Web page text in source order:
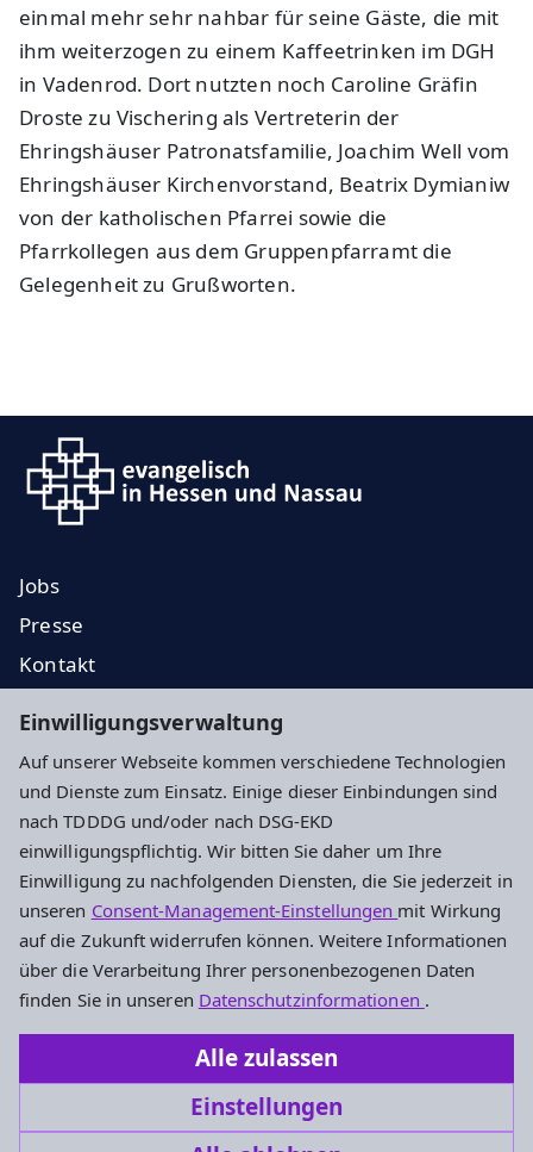
Einwilligungsverwaltung
Auf unserer Webseite kommen verschiedene Technologien
und Dienste zum Einsatz. Einige dieser Einbindungen sind
nach TDDDG und/oder nach DSG-EKD
einwilligungspflichtig. Wir bitten Sie daher um Ihre
Einwilligung zu nachfolgenden Diensten, die Sie jederzeit in
unseren Consent-Management-Einstellungen mit Wirkung
auf die Zukunft widerrufen können. Weitere Informationen
über die Verarbeitung Ihrer personenbezogenen Daten
finden Sie in unseren Datenschutzinformationen .
Alle zulassen
Einstellungen
einmal mehr sehr nahbar für seine Gäste, die mit
ihm weiterzogen zu einem Kaffeetrinken im DGH
in Vadenrod. Dort nutzten noch Caroline Gräfin
Droste zu Vischering als Vertreterin der
Ehringshäuser Patronatsfamilie, Joachim Well vom
Ehringshäuser Kirchenvorstand, Beatrix Dymianiw
von der katholischen Pfarrei sowie die
Pfarrkollegen aus dem Gruppenpfarramt die
Gelegenheit zu Grußworten.
Jobs
Presse
Kontakt
Propstei
Impressum Datenschutz Cookie-Einstellungen
Evangelisches Dekanat Vogelsberg
Fulder Tor 28
36304 Alsfeld
Dekanat.Vogelsberg@ekhn.de